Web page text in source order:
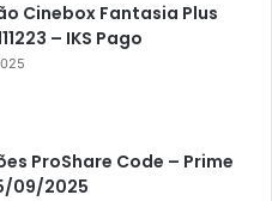
Cinebox Fantasia Plus
– IKS Pago
ProShare Code – Prime
09/2025